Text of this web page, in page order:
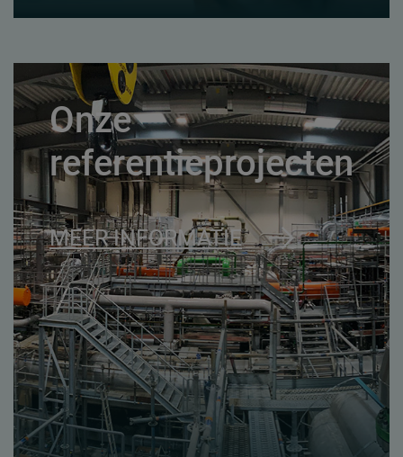
Onze
referentieprojecten
MEER INFORMATIE